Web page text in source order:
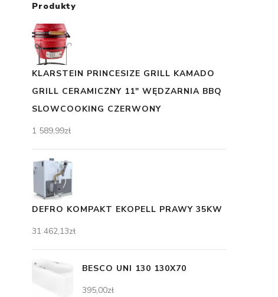
Produkty
KLARSTEIN PRINCESIZE GRILL KAMADO
GRILL CERAMICZNY 11" WĘDZARNIA BBQ
SLOWCOOKING CZERWONY
1 589,99zł
DEFRO KOMPAKT EKOPELL PRAWY 35KW
31 462,13zł
BESCO UNI 130 130X70
395,00zł